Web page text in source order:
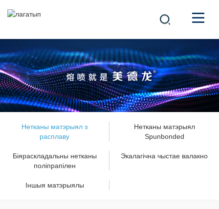
КАМПАНІЯ
ПРАДУКТЫ
РАШЭННІ
КАНТАКТ
中文
Нетканы матэрыял з
расплаву
Нетканы матэрыял
Spunbonded
Біяраскладальны нетканы
поліпрапілен
Экалагічна чыстае валакно
Іншыя матэрыялы